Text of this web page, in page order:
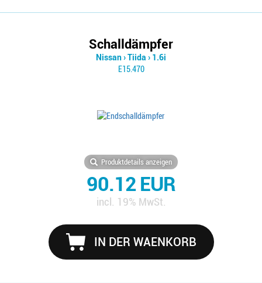
Schalldämpfer
Nissan›Tiida › 1.6i
E15.470
Produktdetails anzeigen
90.12 EUR
incl. 19% MwSt.
IN DER WAENKORB